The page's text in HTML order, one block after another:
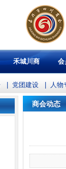
禾城川商 会
党团建设 人物
商会动态